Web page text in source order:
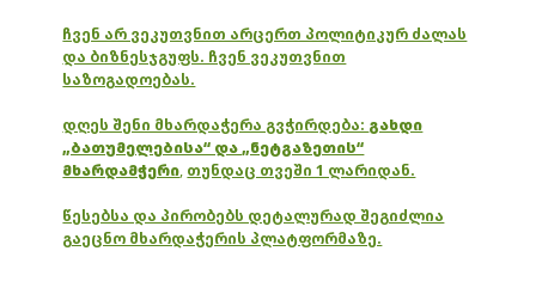
ჩვენ არ ვეკუთვნით არცერთ პოლიტიკურ ძალას
და ბიზნესჯგუფს. ჩვენ ვეკუთვნით
საზოგადოებას.
დღეს შენი მხარდაჭერა გვჭირდება: გახდი
„ბათუმელებისა“ და „ნეტგაზეთის“
მხარდამჭერი, თუნდაც თვეში 1 ლარიდან.
წესებსა და პირობებს დეტალურად შეგიძლია
გაეცნო მხარდაჭერის პლატფორმაზე.